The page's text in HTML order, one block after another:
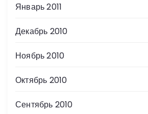
Январь 2011
Декабрь 2010
Ноябрь 2010
Октябрь 2010
Сентябрь 2010